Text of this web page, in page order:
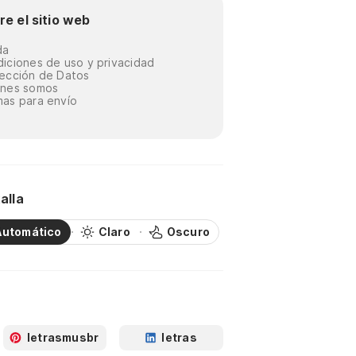
el sitio web
de uso y privacidad
de Datos
somos
para envío
Claro Oscuro
letrasmusbr letras